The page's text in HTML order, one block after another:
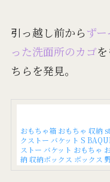
引っ越し前からず
った洗面所のカゴ
ちらを発見。
おもちゃ箱 おもちゃ 収納
クストー バケット S
ストー バケット おもちゃ
納 収納ボックス ボックス